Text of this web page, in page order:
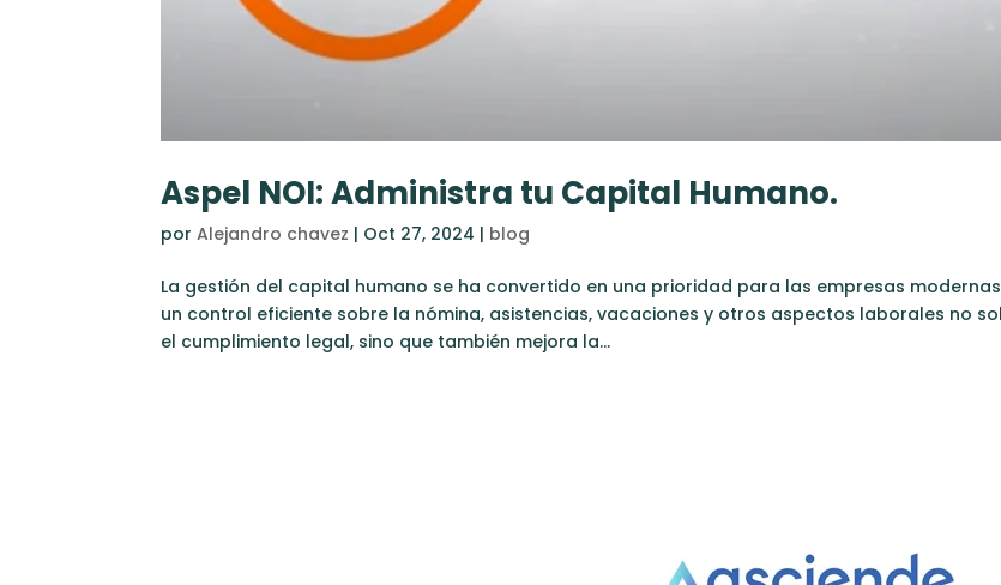
Aspel NOI: Administra tu Capital Humano.
porAlejandro chavez | Oct 27, 2024 | blog
La gestión del capital humano se ha convertido en una prioridad para las empresas
un control eficiente sobre la nómina, asistencias, vacaciones y otros aspectos laborales no
el cumplimiento legal, sino que también mejora la...